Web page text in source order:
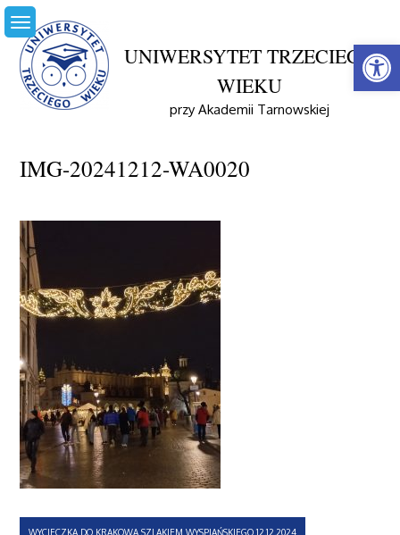
Skip
to
content
UNIWERSYTET TRZECIEGO
WIEKU
przy Akademii Tarnowskiej
Home
Aktualności
Wycieczka Do Krakowa Szlakiem Wyspiańskiego
12.12.2024
IMG-20241212-WA0020
Nawigacja
WYCIECZKA DO KRAKOWA SZLAKIEM WYSPIAŃSKIEGO 12.12.2024